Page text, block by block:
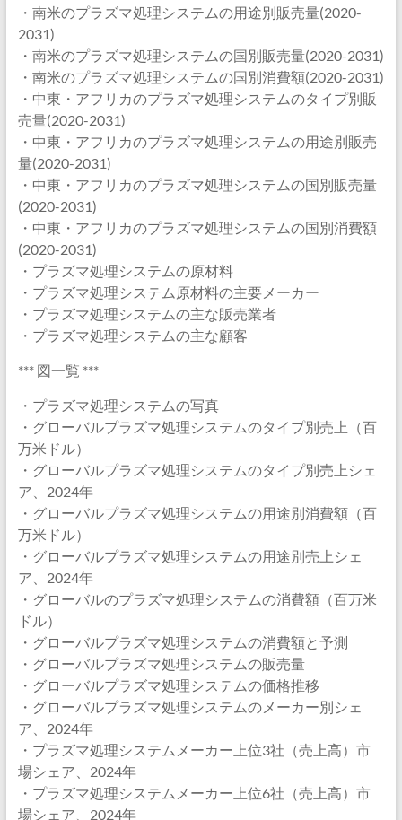
・南米のプラズマ処理システムの用途別販売量(2020-
2031)
・南米のプラズマ処理システムの国別販売量(2020-2031)
・南米のプラズマ処理システムの国別消費額(2020-2031)
・中東・アフリカのプラズマ処理システムのタイプ別販
売量(2020-2031)
・中東・アフリカのプラズマ処理システムの用途別販売
量(2020-2031)
・中東・アフリカのプラズマ処理システムの国別販売量
(2020-2031)
・中東・アフリカのプラズマ処理システムの国別消費額
(2020-2031)
・プラズマ処理システムの原材料
・プラズマ処理システム原材料の主要メーカー
・プラズマ処理システムの主な販売業者
・プラズマ処理システムの主な顧客
*** 図一覧 ***
・プラズマ処理システムの写真
・グローバルプラズマ処理システムのタイプ別売上（百
万米ドル）
・グローバルプラズマ処理システムのタイプ別売上シェ
ア、2024年
・グローバルプラズマ処理システムの用途別消費額（百
万米ドル）
・グローバルプラズマ処理システムの用途別売上シェ
ア、2024年
・グローバルのプラズマ処理システムの消費額（百万米
ドル）
・グローバルプラズマ処理システムの消費額と予測
・グローバルプラズマ処理システムの販売量
・グローバルプラズマ処理システムの価格推移
・グローバルプラズマ処理システムのメーカー別シェ
ア、2024年
・プラズマ処理システムメーカー上位3社（売上高）市
場シェア、2024年
・プラズマ処理システムメーカー上位6社（売上高）市
場シェア、2024年